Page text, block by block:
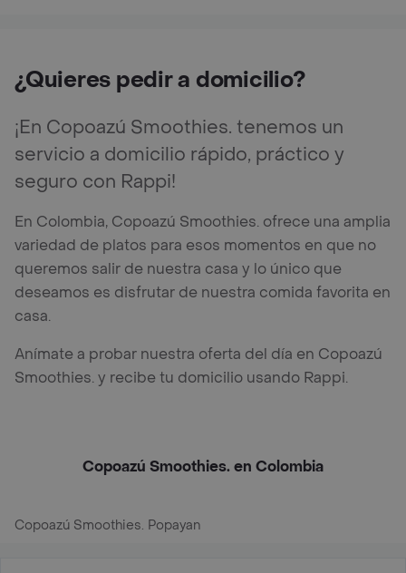
¿Quieres pedir a domicilio?
¡En Copoazú Smoothies. tenemos un
servicio a domicilio rápido, práctico y
seguro con Rappi!
En Colombia, Copoazú Smoothies. ofrece una amplia
variedad de platos para esos momentos en que no
queremos salir de nuestra casa y lo único que
deseamos es disfrutar de nuestra comida favorita en
casa.
Anímate a probar nuestra oferta del día en Copoazú
Smoothies. y recibe tu domicilio usando Rappi.
Copoazú Smoothies. en Colombia
Copoazú Smoothies. Popayan